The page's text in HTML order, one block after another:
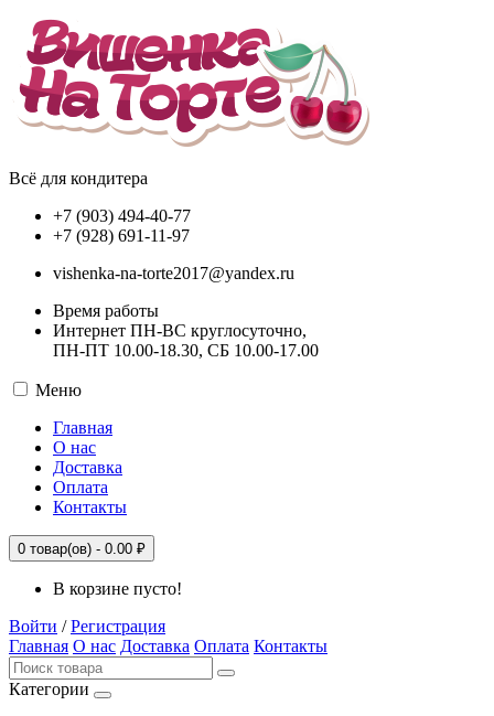
Всё для кондитера
+7 (903) 494-40-77
+7 (928) 691-11-97
vishenka-na-torte2017@yandex.ru
Время работы
Интернет ПН-ВС круглосуточно,
ПН-ПТ 10.00-18.30, СБ 10.00-17.00
Меню
Главная
О нас
Доставка
Оплата
Контакты
0 товар(ов) - 0.00 ₽
В корзине пусто!
Войти /Регистрация
Главная О нас Доставка Оплата Контакты
Категории